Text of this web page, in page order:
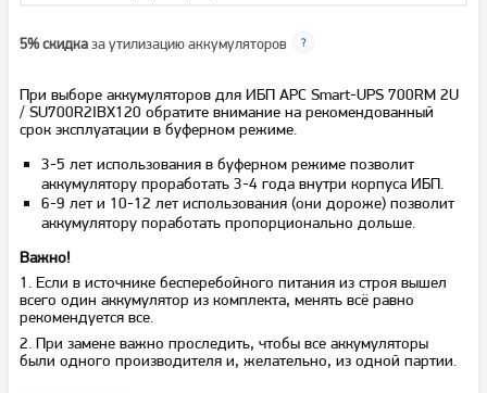
5% скидказа утилизацию аккумуляторов
При выборе аккумуляторов для ИБП APC Smart-UPS 700RM 2U
/ SU700R2IBX120 обратите внимание на рекомендованный
срок эксплуатации в буферном режиме.
3-5 лет использования в буферном режиме позволит
аккумулятору проработать 3-4 года внутри корпуса ИБП.
6-9 лет и 10-12 лет использования (они дороже) позволит
аккумулятору поработать пропорционально дольше.
Важно!
1. Если в источнике бесперебойного питания из строя вышел
всего один аккумулятор из комплекта, менять всё равно
рекомендуется все.
2. При замене важно проследить, чтобы все аккумуляторы
были одного производителя и, желательно, из одной партии.